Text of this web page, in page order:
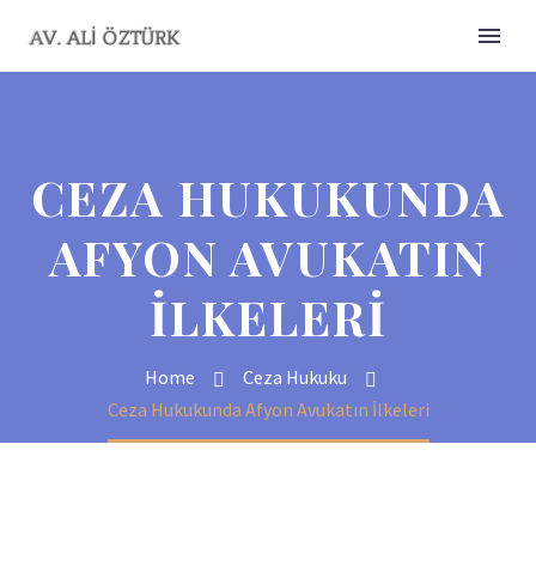
CEZA HUKUKUNDA
AFYON AVUKATIN
İLKELERI
Home
Ceza Hukuku
Ceza Hukukunda Afyon Avukatın İlkeleri